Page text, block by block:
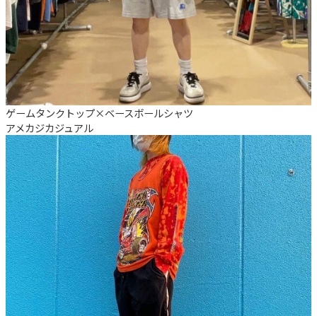
ゲームタンクトップ×ベースボールシャツ
アメカジカジュアル